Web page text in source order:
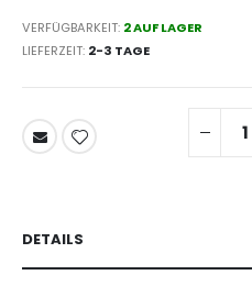
VERFÜGBARKEIT: 2 AUF LAGER
LIEFERZEIT 2-3 TAGE
DETAILS